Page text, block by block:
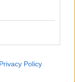
Privacy Policy
–